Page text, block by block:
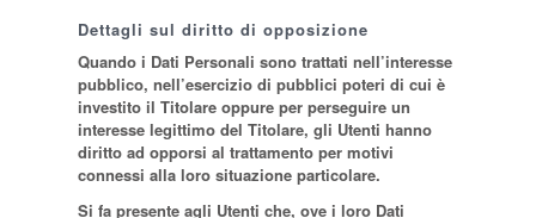
Dettagli sul diritto di opposizione
Quando i Dati Personali sono trattati nell’interesse
pubblico, nell’esercizio di pubblici poteri di cui è
investito il Titolare oppure per perseguire un
interesse legittimo del Titolare, gli Utenti hanno
diritto ad opporsi al trattamento per motivi
connessi alla loro situazione particolare.
Si fa presente agli Utenti che, ove i loro Dati